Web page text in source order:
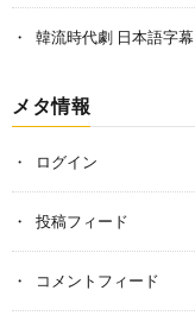
韓流時代劇 日本語字幕
メタ情報
ログイン
投稿フィード
コメントフィード